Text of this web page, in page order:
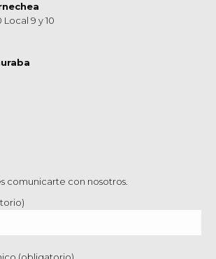
Local 9 y 10
comunicarte con nosotros.